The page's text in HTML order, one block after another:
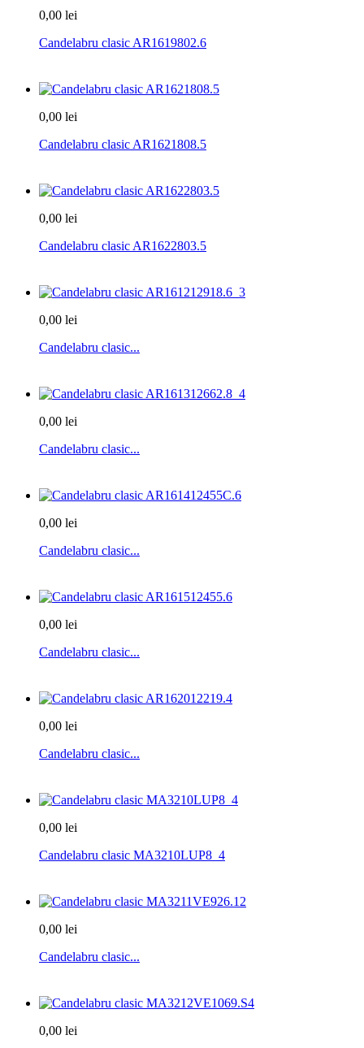
0,00 lei
Candelabru clasic AR1619802.6
0,00 lei
Candelabru clasic AR1621808.5
0,00 lei
Candelabru clasic AR1622803.5
0,00 lei
Candelabru clasic...
0,00 lei
Candelabru clasic...
0,00 lei
Candelabru clasic...
0,00 lei
Candelabru clasic...
0,00 lei
Candelabru clasic...
0,00 lei
Candelabru clasic MA3210LUP8_4
0,00 lei
Candelabru clasic...
0,00 lei